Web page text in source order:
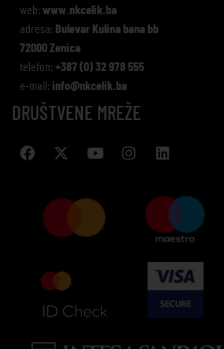
web: www.nkcelik.ba
adresa: Bulevar Kulina bana bb
72000 Zenica
telefon: +387 (0) 32 978 555
e-mail: info@nkcelik.ba
DRUŠTVENE MREŽE